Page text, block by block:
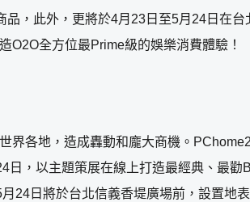
，此外，更將於4月23日至5月24日在
O2O全方位最Prime級的娛樂消費體驗！
各地，造成轟動和龐大商機。
，以主題策展在線上打造最經典、最
24日將於台北信義香堤廣場前，設置地